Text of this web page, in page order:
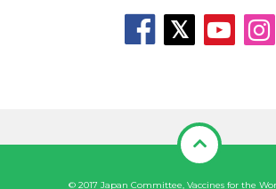
© 2017 Japan Committee, Vaccines for the